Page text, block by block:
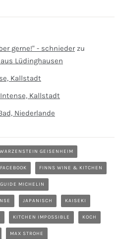
gerne!" - schniederzu
Lüdinghausen
Kallstadt
Kallstadt
Niederlande
GEISENHEIM
FACEBOOK FINNS WINE & KITCHEN
GUIDE MICHELIN
JAPANISCH KAISEKI
KITCHEN IMPOSSIBLE KOCH
MAX STROHE